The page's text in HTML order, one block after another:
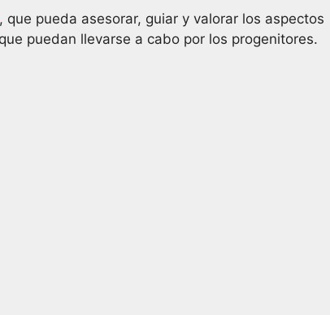
, que pueda asesorar, guiar y valorar los aspectos
puedan llevarse a cabo por los progenitores.